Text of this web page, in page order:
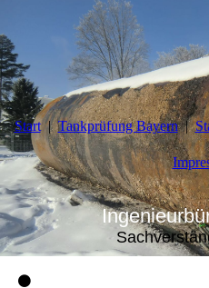
Start Tankprüfung Bayern